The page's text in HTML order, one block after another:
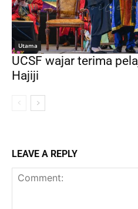
Utama
UCSF wajar terima
Hajiji
LEAVE A REPLY